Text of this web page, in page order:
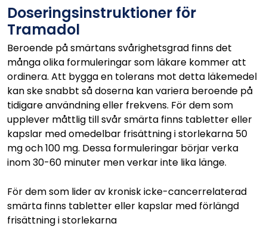
Doseringsinstruktioner för
Tramadol
Beroende på smärtans svårighetsgrad finns det
många olika formuleringar som läkare kommer att
ordinera. Att bygga en tolerans mot detta läkemedel
kan ske snabbt så doserna kan variera beroende på
tidigare användning eller frekvens. För dem som
upplever måttlig till svår smärta finns tabletter eller
kapslar med omedelbar frisättning i storlekarna 50
mg och 100 mg. Dessa formuleringar börjar verka
inom 30-60 minuter men verkar inte lika länge.
För dem som lider av kronisk icke-cancerrelaterad
smärta finns tabletter eller kapslar med förlängd
frisättning i storlekarna